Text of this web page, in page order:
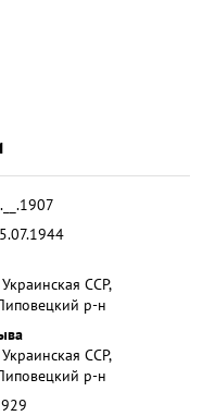
Днепр, за
достигнутых
при ведении
ССР,
р-н
ССР,
р-н